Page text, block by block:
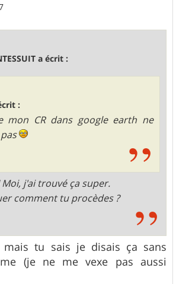
a écrit :
:
mon CR dans google earth ne
j'ai trouvé ça super.
comment tu procèdes ?
mais tu sais je disais ça sans
(je ne me vexe pas aussi